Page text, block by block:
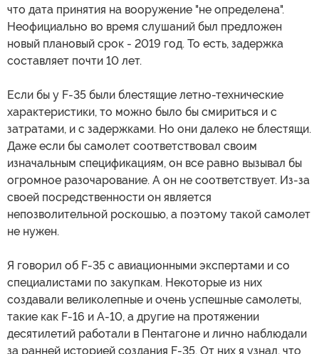
что дата принятия на вооружение "не определена".
Неофициально во время слушаний был предложен
новый плановый срок - 2019 год. То есть, задержка
составляет почти 10 лет.
Если бы у F-35 были блестящие летно-технические
характеристики, то можно было бы смириться и с
затратами, и с задержками. Но они далеко не блестящи.
Даже если бы самолет соответствовал своим
изначальным спецификациям, он все равно вызывал бы
огромное разочарование. А он не соответствует. Из-за
своей посредственности он является
непозволительной роскошью, а поэтому такой самолет
не нужен.
Я говорил об F-35 с авиационными экспертами и со
специалистами по закупкам. Некоторые из них
создавали великолепные и очень успешные самолеты,
такие как F-16 и A-10, а другие на протяжении
десятилетий работали в Пентагоне и лично наблюдали
за ранней историей создания F-35. От них я узнал, что